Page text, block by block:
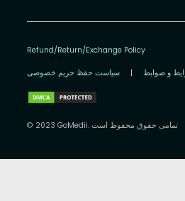
Refund/Return/Exchange Policy
سیاست حفظ حریم خصوصی | و ضوابط
© 2023 GoMedii. تمامی حقوق محفوظ است